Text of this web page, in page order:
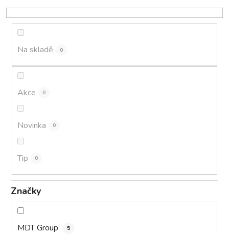
o
d
Na skladě 0
Akce 0
Novinka 0
Tip 0
Značky
MDT Group 5